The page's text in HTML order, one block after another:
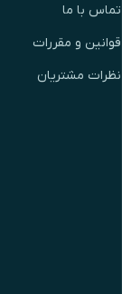
تماس با ما
قوانین و مقررات
نظرات مشتریان